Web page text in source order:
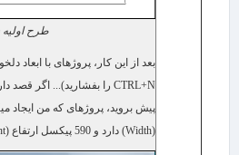
طرح
بعد از این کار، پروژه​ای با ابعاد
CTRL+N را بفشارید)... اگر قصد
(
Width) دارد و 590 پیکسل ارتفاع (